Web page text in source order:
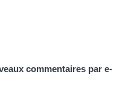
commentaires par e-